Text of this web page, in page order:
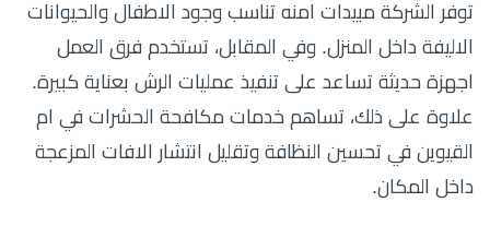
توفر الشركة مبيدات امنه تناسب وجود الاطفال والحيوانات
الاليفة داخل المنزل. وفي المقابل، تستخدم فرق العمل
اجهزة حديثة تساعد على تنفيذ عمليات الرش بعناية كبيرة.
علاوة على ذلك، تساهم خدمات مكافحة الحشرات في ام
القيوين في تحسين النظافة وتقليل انتشار الافات المزعجة
داخل المكان.